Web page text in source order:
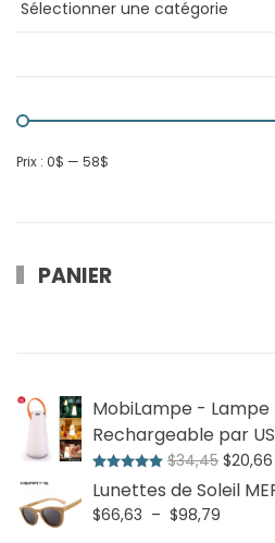
Prix
Prix
Prix : 0$ — 58$
PANIER
MobiLampe - Lampe
Rechargeable par
Note5.00sur 5
$34,45 Le
prix
$20,66
Lunettes de Soleil
$66,63 – $98,79